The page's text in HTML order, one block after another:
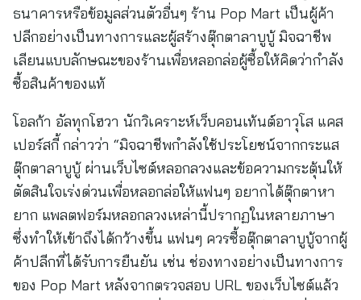
ธนาคารหรือข้อมูลส่วนตัวอื่นๆ ร้าน Pop Mart เป็นผู้ค้า
ปลีกอย่างเป็นทางการและผู้สร้างตุ๊กตาลาบูบู้ มิจฉาชีพ
เลียนแบบลักษณะของร้านเพื่อหลอกล่อผู้ซื้อให้คิดว่ากำลัง
ซื้อสินค้าของแท้
โอลก้า อัลทุกโฮวา นักวิเคราะห์เว็บคอนเท้นต์อาวุโส แคส
เปอร์สกี้ กล่าวว่า “มิจฉาชีพกำลังใช้ประโยชน์จากกระแส
ตุ๊กตาลาบูบู้ ผ่านเว็บไซต์หลอกลวงและข้อความกระตุ้นให้
ตัดสินใจเร่งด่วนเพื่อหลอกล่อให้แฟนๆ อยากได้ตุ๊กตาหา
ยาก แพลตฟอร์มหลอกลวงเหล่านี้ปรากฏในหลายภาษา
ซึ่งทำให้เข้าถึงได้กว้างขึ้น แฟนๆ ควรซื้อตุ๊กตาลาบูบู้จากผู้
ค้าปลีกที่ได้รับการยืนยัน เช่น ช่องทางอย่างเป็นทางการ
ของ Pop Mart หลังจากตรวจสอบ URL ของเว็บไซต์แล้ว